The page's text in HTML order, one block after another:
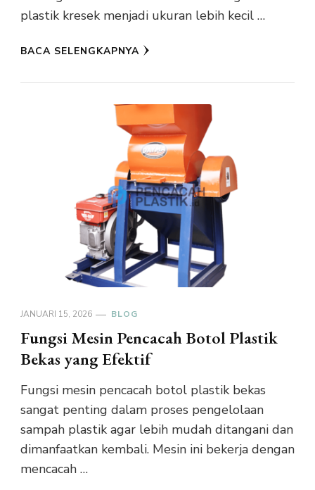
plastik kresek menjadi ukuran lebih kecil …
BACA SELENGKAPNYA
JANUARI 15, 2026 BLOG
Fungsi Mesin Pencacah Botol Plastik
Bekas yang Efektif
Fungsi mesin pencacah botol plastik bekas
sangat penting dalam proses pengelolaan
sampah plastik agar lebih mudah ditangani dan
dimanfaatkan kembali. Mesin ini bekerja dengan
mencacah …